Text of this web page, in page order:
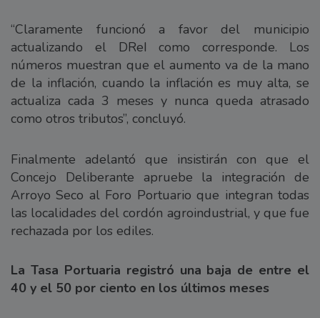
“Claramente funcionó a favor del municipio
actualizando el DReI como corresponde. Los
números muestran que el aumento va de la mano
de la inflación, cuando la inflación es muy alta, se
actualiza cada 3 meses y nunca queda atrasado
como otros tributos”, concluyó.
Finalmente adelantó que insistirán con que el
Concejo Deliberante apruebe la integración de
Arroyo Seco al Foro Portuario que integran todas
las localidades del cordón agroindustrial, y que fue
rechazada por los ediles.
La Tasa Portuaria registró una baja de entre el
40 y el 50 por ciento en los últimos meses